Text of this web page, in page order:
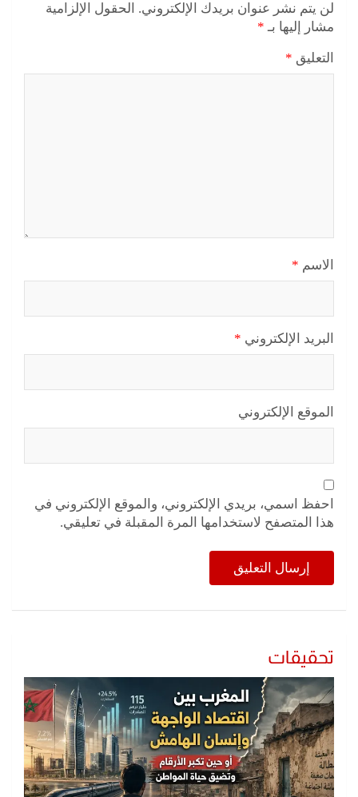
لن يتم نشر عنوان بريدك الإلكتروني. الحقول الإلزامية
مشار إليها بـ *
التعليق *
الاسم *
البريد الإلكتروني *
الموقع الإلكتروني
احفظ اسمي، بريدي الإلكتروني، والموقع الإلكتروني في
هذا المتصفح لاستخدامها المرة المقبلة في تعليقي.
تحقيقات